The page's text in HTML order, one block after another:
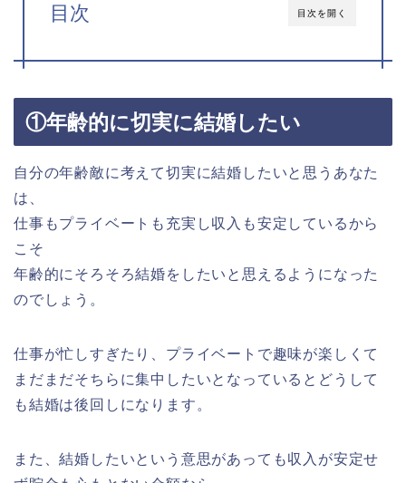
目次を開く
目次
①年齢的に切実に結婚したい
自分の年齢敵に考えて切実に結婚したいと思うあなた
は、
仕事もプライベートも充実し収入も安定しているから
こそ
年齢的にそろそろ結婚をしたいと思えるようになった
のでしょう。
仕事が忙しすぎたり、プライベートで趣味が楽しくて
まだまだそちらに集中したいとなっているとどうして
も結婚は後回しになります。
また、結婚したいという意思があっても収入が安定せ